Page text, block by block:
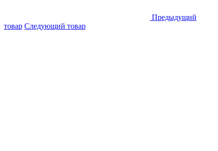
Предыдущий
товар Следующий товар